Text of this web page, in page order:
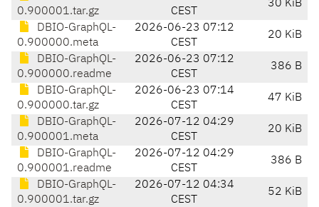
0.900001.tar.gz
CEST
30 KiB
DBIO-GraphQL-
0.900000.meta
2026-06-23 07:12
CEST
20 KiB
DBIO-GraphQL-
0.900000.readme
2026-06-23 07:12
CEST
386 B
DBIO-GraphQL-
0.900000.tar.gz
2026-06-23 07:14
CEST
47 KiB
DBIO-GraphQL-
0.900001.meta
2026-07-12 04:29
CEST
20 KiB
DBIO-GraphQL-
0.900001.readme
2026-07-12 04:29
CEST
386 B
DBIO-GraphQL-
0.900001.tar.gz
2026-07-12 04:34
CEST
52 KiB